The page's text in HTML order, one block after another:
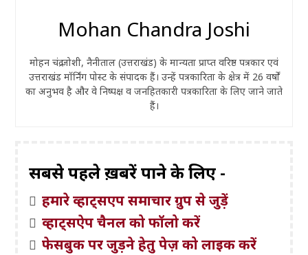
Mohan Chandra Joshi
मोहन चंद्र जोशी, नैनीताल (उत्तराखंड) के मान्यता प्राप्त वरिष्ठ पत्रकार एवं
उत्तराखंड मॉर्निंग पोस्ट के संपादक हैं। उन्हें पत्रकारिता के क्षेत्र में 26 वर्षों
का अनुभव है और वे निष्पक्ष व जनहितकारी पत्रकारिता के लिए जाने जाते
हैं।
सबसे पहले ख़बरें पाने के लिए -
हमारे व्हाट्सएप समाचार ग्रुप से जुड़ें
व्हाट्सऐप चैनल को फॉलो करें
फेसबुक पर जुड़ने हेतु पेज़ को लाइक करें